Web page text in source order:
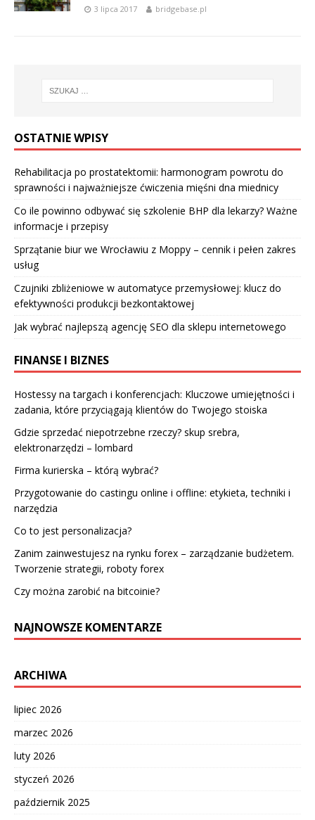
3 lipca 2017 bridgebase.pl
OSTATNIE WPISY
Rehabilitacja po prostatektomii: harmonogram powrotu do
sprawności i najważniejsze ćwiczenia mięśni dna miednicy
Co ile powinno odbywać się szkolenie BHP dla lekarzy? Ważne
informacje i przepisy
Sprzątanie biur we Wrocławiu z Moppy – cennik i pełen zakres
usług
Czujniki zbliżeniowe w automatyce przemysłowej: klucz do
efektywności produkcji bezkontaktowej
Jak wybrać najlepszą agencję SEO dla sklepu internetowego
FINANSE I BIZNES
Hostessy na targach i konferencjach: Kluczowe umiejętności i
zadania, które przyciągają klientów do Twojego stoiska
Gdzie sprzedać niepotrzebne rzeczy? skup srebra,
elektronarzędzi – lombard
Firma kurierska – którą wybrać?
Przygotowanie do castingu online i offline: etykieta, techniki i
narzędzia
Co to jest personalizacja?
Zanim zainwestujesz na rynku forex – zarządzanie budżetem.
Tworzenie strategii, roboty forex
Czy można zarobić na bitcoinie?
NAJNOWSZE KOMENTARZE
ARCHIWA
lipiec 2026
marzec 2026
luty 2026
styczeń 2026
październik 2025